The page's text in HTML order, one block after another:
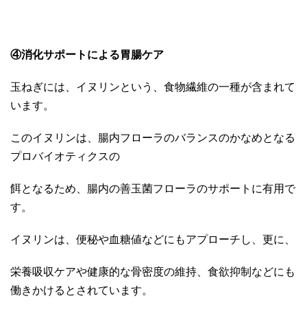
④消化サポートによる胃腸ケア
玉ねぎには、イヌリンという、食物繊維の一種が含まれて
います。
このイヌリンは、腸内フローラのバランスのかなめとなる
プロバイオティクスの
餌となるため、腸内の善玉菌フローラのサポートに有用で
す。
イヌリンは、便秘や血糖値などにもアプローチし、更に、
栄養吸収ケアや健康的な骨密度の維持、食欲抑制などにも
働きかけるとされています。